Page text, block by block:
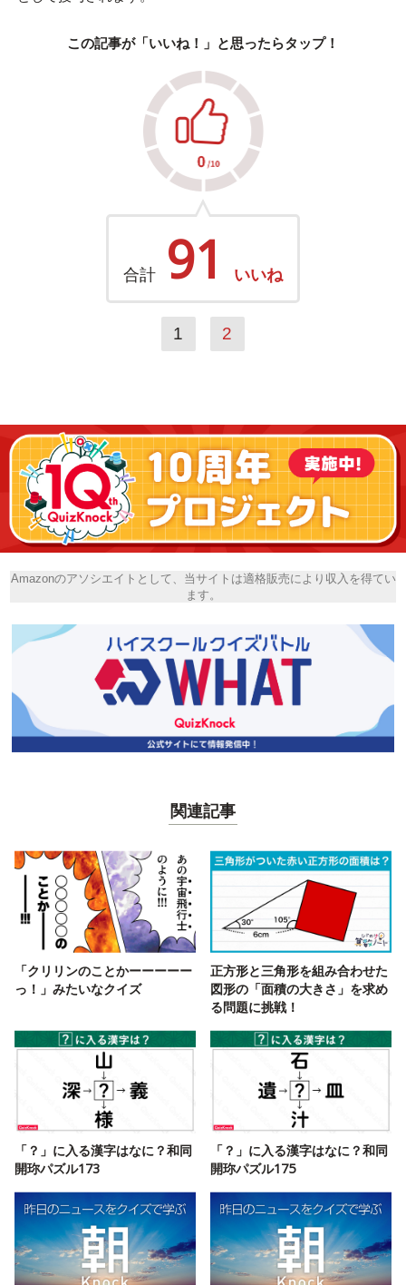
この記事が「いいね！」と思ったらタップ！
合計 91 いいね
1 2
Amazonのアソシエイトとして、当サイトは適格販売により収入を得てい
ます。
関連記事
「クリリンのことかーーーーー
っ！」みたいなクイズ
正方形と三角形を組み合わせた
図形の「面積の大きさ」を求め
る問題に挑戦！
「？」に入る漢字はなに？和同
開珎パズル173
「？」に入る漢字はなに？和同
開珎パズル175